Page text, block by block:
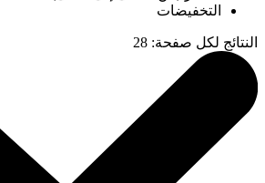
التخفيضات
النتائج لكل صفحة:
28